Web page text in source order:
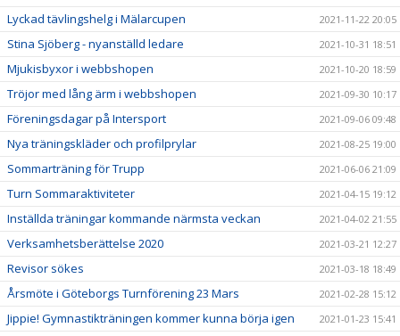
Lyckad tävlingshelg i Mälarcupen 2021-11-22 20:05
Stina Sjöberg - nyanställd ledare 2021-10-31 18:51
Mjukisbyxor i webbshopen 2021-10-20 18:59
Tröjor med lång ärm i webbshopen 2021-09-30 10:17
Föreningsdagar på Intersport 2021-09-06 09:48
Nya träningskläder och profilprylar 2021-08-25 19:00
Sommarträning för Trupp 2021-06-06 21:09
Turn Sommaraktiviteter 2021-04-15 19:12
Inställda träningar kommande närmsta veckan 2021-04-02 21:55
Verksamhetsberättelse 2020 2021-03-21 12:27
Revisor sökes 2021-03-18 18:49
Årsmöte i Göteborgs Turnförening 23 Mars 2021-02-28 15:12
Jippie! Gymnastikträningen kommer kunna börja igen
2021-01-23 15:41